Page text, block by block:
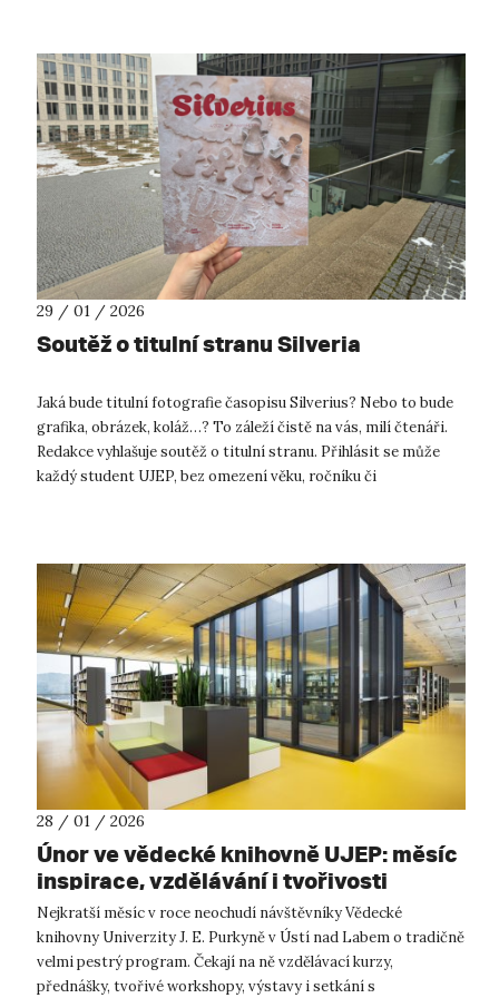
29 / 01 / 2026
Soutěž o titulní stranu Silveria
Jaká bude titulní fotografie časopisu Silverius? Nebo to bude
grafika, obrázek, koláž…? To záleží čistě na vás, milí čtenáři.
Redakce vyhlašuje soutěž o titulní stranu. Přihlásit se může
každý student UJEP, bez omezení věku, ročníku či
28 / 01 / 2026
Únor ve vědecké knihovně UJEP: měsíc
inspirace, vzdělávání i tvořivosti
Nejkratší měsíc v roce neochudí návštěvníky Vědecké
knihovny Univerzity J. E. Purkyně v Ústí nad Labem o tradičně
velmi pestrý program. Čekají na ně vzdělávací kurzy,
přednášky, tvořivé workshopy, výstavy i setkání s